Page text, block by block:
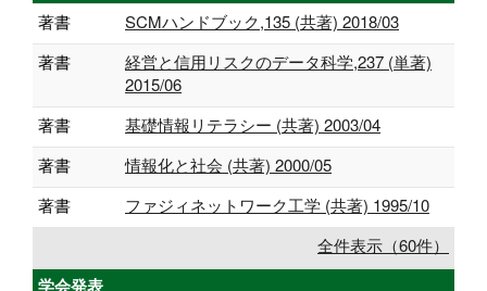
著書
SCMハンドブック,135 (共著) 2018/03
著書
経営と信用リスクのデータ科学,237 (単著)
2015/06
著書
基礎情報リテラシー (共著) 2003/04
著書
情報化と社会 (共著) 2000/05
著書
ファジィネットワーク工学 (共著) 1995/10
全件表示（60件）
学会発表